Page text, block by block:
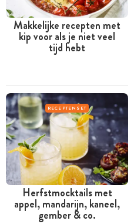
Makkelijke recepten met
kip voor als je niet veel
tijd hebt
RECEPTENSET
Herfstmocktails met
appel, mandarijn, kaneel,
gember & co.